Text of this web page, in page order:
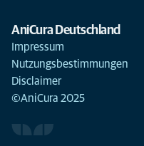
AniCura Deutschland
Impressum
Nutzungsbestimmungen
Disclaimer
©AniCura 2025